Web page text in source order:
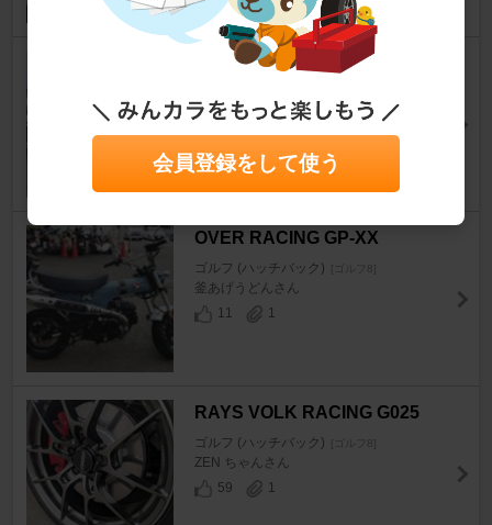
RAYS TE37 SAGA S-plus 30T
ゴルフ (ハッチバック) [ゴルフ8]
zeroさん
18
0
OVER RACING GP-XX
ゴルフ (ハッチバック) [ゴルフ8]
釜あげうどんさん
11
1
RAYS VOLK RACING G025
ゴルフ (ハッチバック) [ゴルフ8]
ZEN ちゃんさん
59
1
会員登録をして使う